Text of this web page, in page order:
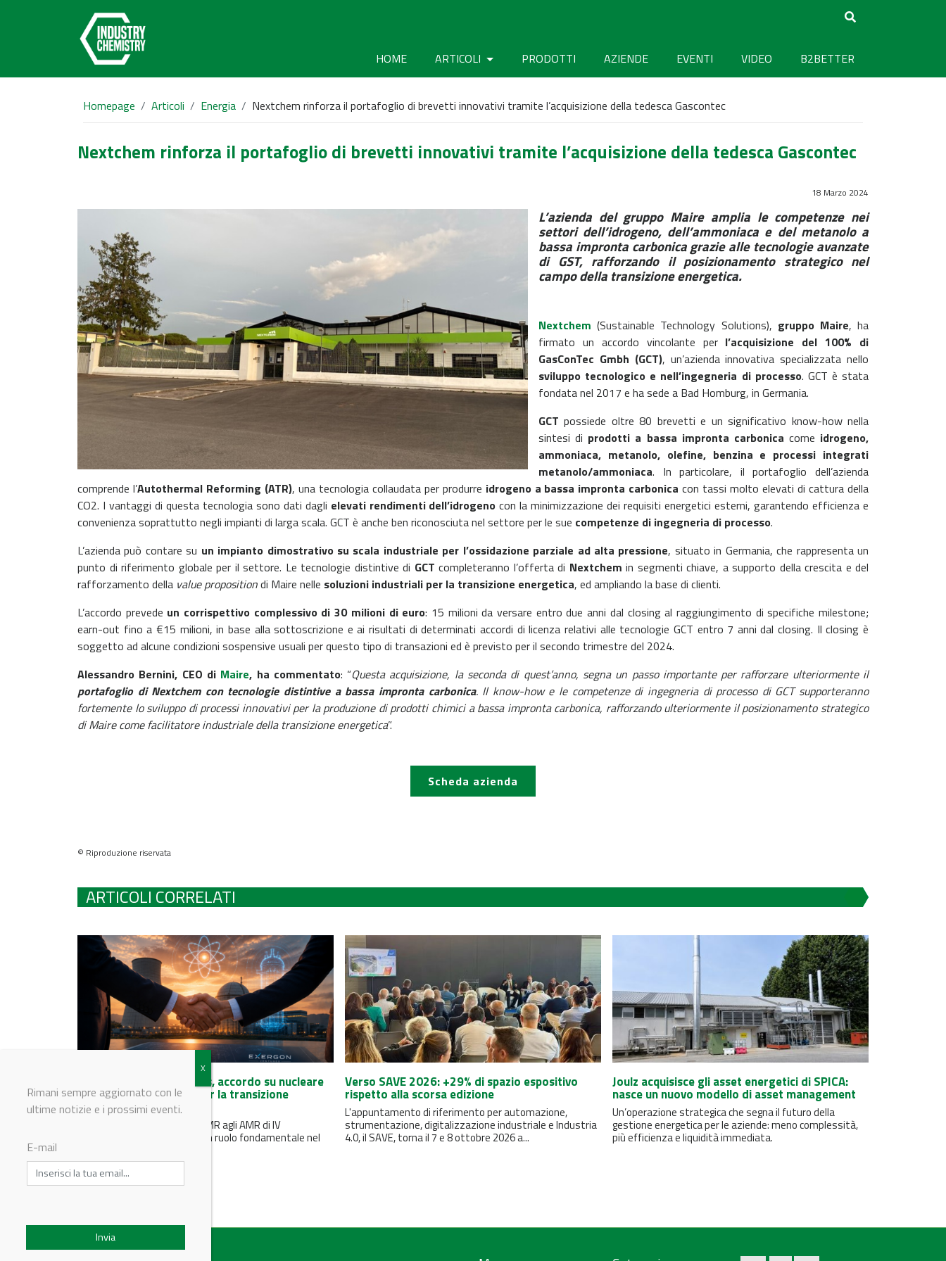
HOME ARTICOLI PRODOTTI AZIENDE EVENTI VIDEO B2BETTER
Homepage Articoli Energia Nextchem rinforza il portafoglio di brevetti innovativi tramite l’acquisizione della tedesca Gascontec
Nextchem rinforza il portafoglio di brevetti innovativi tramite l’acquisizione della tedesca Gascontec
18 Marzo 2024
L’azienda del gruppo Maire amplia le competenze nei
settori dell’idrogeno, dell’ammoniaca e del metanolo a
bassa impronta carbonica grazie alle tecnologie avanzate
di GST, rafforzando il posizionamento strategico nel
campo della transizione energetica.
Nextchem (Sustainable Technology Solutions), gruppo Maire, ha
firmato un accordo vincolante per l’acquisizione del 100% di
GasConTec Gmbh (GCT), un’azienda innovativa specializzata nello
sviluppo tecnologico e nell’ingegneria di processo. GCT è stata
fondata nel 2017 e ha sede a Bad Homburg, in Germania.
GCT possiede oltre 80 brevetti e un significativo know-how nella
sintesi di prodotti a bassa impronta carbonica come idrogeno,
ammoniaca, metanolo, olefine, benzina e processi integrati
metanolo/ammoniaca. In particolare, il portafoglio dell’azienda
comprende l’Autothermal Reforming (ATR), una tecnologia collaudata per produrre idrogeno a bassa impronta carbonica con tassi molto elevati di cattura della
CO2. I vantaggi di questa tecnologia sono dati dagli elevati rendimenti dell’idrogeno con la minimizzazione dei requisiti energetici esterni, garantendo efficienza e
convenienza soprattutto negli impianti di larga scala. GCT è anche ben riconosciuta nel settore per le sue competenze di ingegneria di processo.
L’azienda può contare su un impianto dimostrativo su scala industriale per l’ossidazione parziale ad alta pressione, situato in Germania, che rappresenta un
punto di riferimento globale per il settore. Le tecnologie distintive di GCT completeranno l’offerta di Nextchem in segmenti chiave, a supporto della crescita e del
rafforzamento della value propositiondi Maire nelle soluzioni industriali per la transizione energetica, ed ampliando la base di clienti.
L’accordo prevede un corrispettivo complessivo di 30 milioni di euro: 15 milioni da versare entro due anni dal closing al raggiungimento di specifiche milestone;
earn-out fino a €15 milioni, in base alla sottoscrizione e ai risultati di determinati accordi di licenza relativi alle tecnologie GCT entro 7 anni dal closing. Il closing è
soggetto ad alcune condizioni sospensive usuali per questo tipo di transazioni ed è previsto per il secondo trimestre del 2024.
Alessandro Bernini, CEO di Maire, ha commentato: “Questa acquisizione, la seconda di quest’anno, segna un passo importante per rafforzare ulteriormente il
portafoglio di Nextchem con tecnologie distintive a bassa impronta carbonica. Il know-how e le competenze di ingegneria di processo di GCT supporteranno
fortemente lo sviluppo di processi innovativi per la produzione di prodotti chimici a bassa impronta carbonica, rafforzando ulteriormente il posizionamento strategico
di Maire come facilitatore industriale della transizione energetica”.
Scheda azienda
© Riproduzione riservata
ARTICOLI CORRELATI
ENEA e Exergon Ventures, accordo su nucleare
avanzato e tecnologie per la transizione
energetica
Il nucleare avanzato - dagli SMR agli AMR di IV
generazione - può svolgere un ruolo fondamentale nel
Verso SAVE 2026: +29% di spazio espositivo
rispetto alla scorsa edizione
L'appuntamento di riferimento per automazione,
strumentazione, digitalizzazione industriale e Industria
4.0, il SAVE, torna il 7 e 8 ottobre 2026 a...
Joulz acquisisce gli asset energetici di SPICA:
nasce un nuovo modello di asset management
Un’operazione strategica che segna il futuro della
gestione energetica per le aziende: meno complessità,
più efficienza e liquidità immediata.
Rimani sempre aggiornato con le
ultime notizie e i prossimi eventi.
E-mail